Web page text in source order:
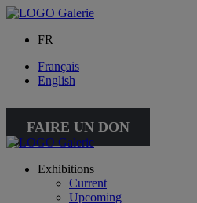
FR
Français
English
FAIRE UN DON
Exhibitions
Current
Upcoming